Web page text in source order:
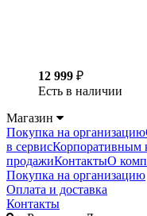
12 999 ₽
Есть в наличии
Магазин
Покупка на организацию
в сервисКорпоративным
продажиКонтактыО
Покупка на организацию
Оплата и доставка
Контакты